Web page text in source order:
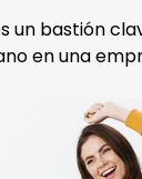
un bastión
en una